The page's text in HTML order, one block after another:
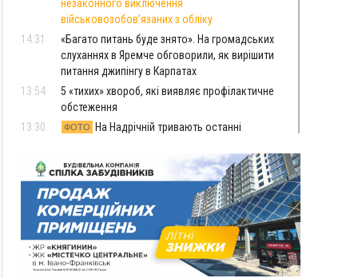
незаконного виключення
військовозобов’язаних з обліку
14:31
«Багато питань буде знято». На громадських
слуханнях в Яремче обговорили, як вирішити
питання джипінгу в Карпатах
13:54
5 «тихих» хвороб, які виявляє профілактичне
обстеження
13:30
ФОТО
На Надрічній тривають останні
12:57
У Франківську зафіксували найбільшу спеку за
всю історію спостережень
12:24
Лікування наркоманії Київ: чому важливо
розпочати терапію якомога раніше
12:00
Франківця, який у Косові викрав за магазину
понад 640 тисяч гривень у валюті, засудили до
5 років